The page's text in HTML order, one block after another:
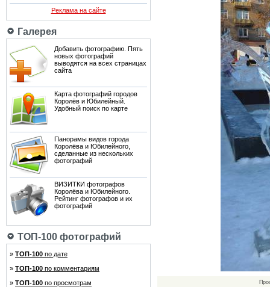
Реклама на сайте
Галерея
Добавить фотографию. Пять
новых фотографий
выводятся на всех страницах
сайта
Карта фотографий городов
Королёв и Юбилейный.
Удобный поиск по карте
Панорамы видов города
Королёва и Юбилейного,
сделанные из нескольких
фотографий
ВИЗИТКИ фотографов
Королёва и Юбилейного.
Рейтинг фотографов и их
фотографий
ТОП-100 фотографий
» ТОП-100 по дате
» ТОП-100 по комментариям
» ТОП-100 по просмотрам